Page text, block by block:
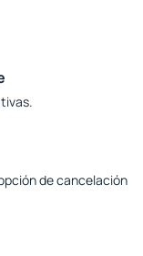
de cancelación